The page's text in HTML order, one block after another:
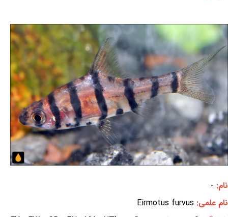
نام: -
نام علمی: Eirmotus furvus